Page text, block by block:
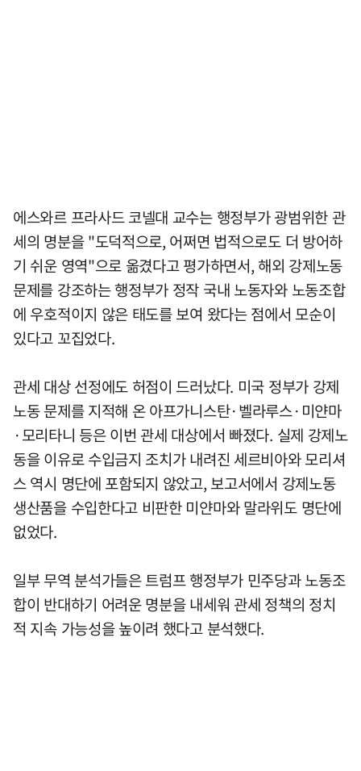
에스와르 프라사드 코넬대 교수는 행정부가 광범위한 관
세의 명분을 "도덕적으로, 어쩌면 법적으로도 더 방어하
기 쉬운 영역"으로 옮겼다고 평가하면서, 해외 강제노동
문제를 강조하는 행정부가 정작 국내 노동자와 노동조합
에 우호적이지 않은 태도를 보여 왔다는 점에서 모순이
있다고 꼬집었다.
관세 대상 선정에도 허점이 드러났다. 미국 정부가 강제
노동 문제를 지적해 온 아프가니스탄·벨라루스·미얀마
·모리타니 등은 이번 관세 대상에서 빠졌다. 실제 강제노
동을 이유로 수입금지 조치가 내려진 세르비아와 모리셔
스 역시 명단에 포함되지 않았고, 보고서에서 강제노동
생산품을 수입한다고 비판한 미얀마와 말라위도 명단에
없었다.
일부 무역 분석가들은 트럼프 행정부가 민주당과 노동조
합이 반대하기 어려운 명분을 내세워 관세 정책의 정치
적 지속 가능성을 높이려 했다고 분석했다.